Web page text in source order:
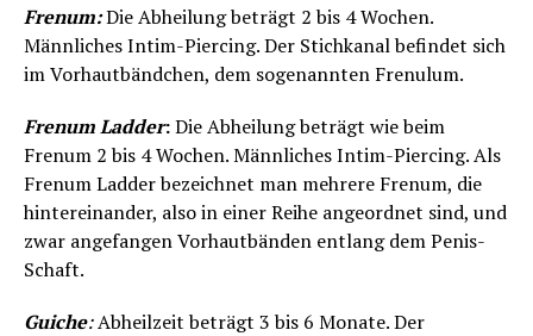
Frenum:Die Abheilung beträgt 2 bis 4 Wochen.
Männliches Intim-Piercing. Der Stichkanal befindet sich
im Vorhautbändchen, dem sogenannten Frenulum.
Frenum Ladder:Die Abheilung beträgt wie beim
Frenum 2 bis 4 Wochen. Männliches Intim-Piercing. Als
Frenum Ladder bezeichnet man mehrere Frenum, die
hintereinander, also in einer Reihe angeordnet sind, und
zwar angefangen Vorhautbänden entlang dem Penis-
Schaft.
Guiche:Abheilzeit beträgt 3 bis 6 Monate. Der